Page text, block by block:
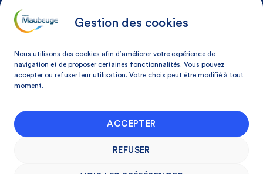
Gestion des cookies
Nous utilisons des cookies afin d’améliorer votre expérience de
navigation et de proposer certaines fonctionnalités. Vous pouvez
accepter ou refuser leur utilisation. Votre choix peut être modifié à tout
moment.
ACCEPTER
REFUSER
Actualités
Articles à la une
Mon espace citoyen
Mon avis, ma ville
NOS COORDONNÉES
Maubeuge, France